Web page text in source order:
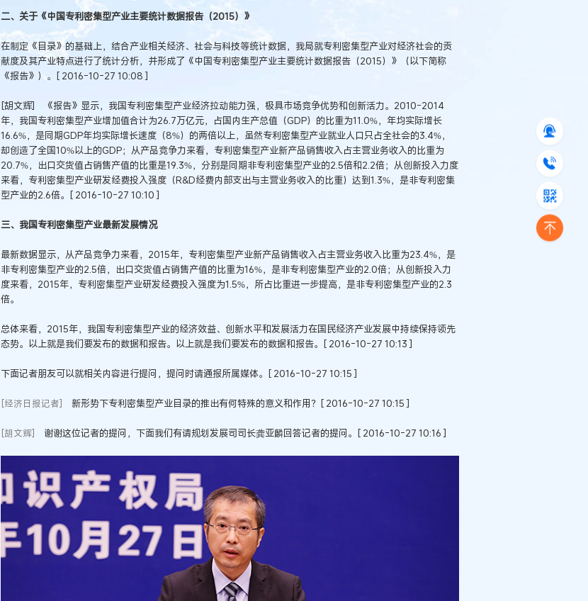
二、关于《中国专利密集型产业主要统计数据报告（2015）》
在制定《目录》的基础上，结合产业相关经济、社会与科技等统计数据，我局就专利密集型产业对经济社会的贡
献度及其产业特点进行了统计分析，并形成了《中国专利密集型产业主要统计数据报告（2015）》（以下简称
《报告》）。[ 2016-10-27 10:08 ]
[胡文辉] 《报告》显示，我国专利密集型产业经济拉动能力强，极具市场竞争优势和创新活力。2010-2014
年，我国专利密集型产业增加值合计为26.7万亿元，占国内生产总值（GDP）的比重为11.0%，年均实际增长
16.6%，是同期GDP年均实际增长速度（8%）的两倍以上，虽然专利密集型产业就业人口只占全社会的3.4%，
却创造了全国10%以上的GDP；从产品竞争力来看，专利密集型产业新产品销售收入占主营业务收入的比重为
20.7%，出口交货值占销售产值的比重是19.3%，分别是同期非专利密集型产业的2.5倍和2.2倍；从创新投入力度
来看，专利密集型产业研发经费投入强度（R&D经费内部支出与主营业务收入的比重）达到1.3%，是非专利密集
型产业的2.6倍。[ 2016-10-27 10:10 ]
三、我国专利密集型产业最新发展情况
最新数据显示，从产品竞争力来看，2015年，专利密集型产业新产品销售收入占主营业务收入比重为23.4%，是
非专利密集型产业的2.5倍，出口交货值占销售产值的比重为16%，是非专利密集型产业的2.0倍；从创新投入力
度来看，2015年，专利密集型产业研发经费投入强度为1.5%，所占比重进一步提高，是非专利密集型产业的2.3
倍。
总体来看，2015年，我国专利密集型产业的经济效益、创新水平和发展活力在国民经济产业发展中持续保持领先
态势。以上就是我们要发布的数据和报告。以上就是我们要发布的数据和报告。[ 2016-10-27 10:13 ]
下面记者朋友可以就相关内容进行提问，提问时请通报所属媒体。[ 2016-10-27 10:15 ]
[经济日报记者] 新形势下专利密集型产业目录的推出有何特殊的意义和作用？[ 2016-10-27 10:15 ]
[胡文辉] 谢谢这位记者的提问，下面我们有请规划发展司司长龚亚麟回答记者的提问。[ 2016-10-27 10:16 ]